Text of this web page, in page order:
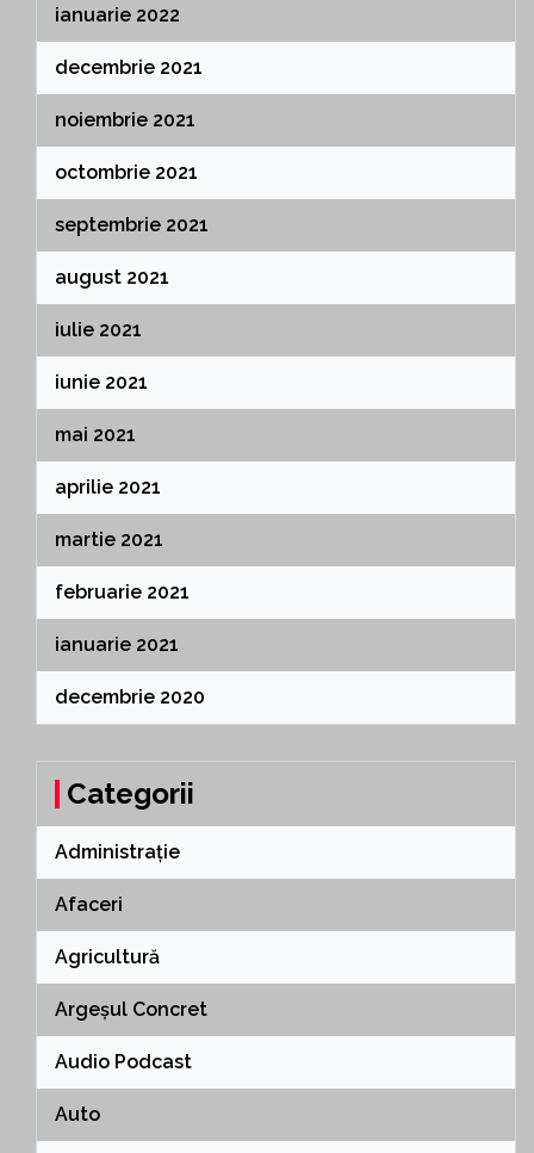
ianuarie 2022
decembrie 2021
noiembrie 2021
octombrie 2021
septembrie 2021
august 2021
iulie 2021
iunie 2021
mai 2021
aprilie 2021
martie 2021
februarie 2021
ianuarie 2021
decembrie 2020
Categorii
Administrație
Afaceri
Agricultură
Argeșul Concret
Audio Podcast
Auto